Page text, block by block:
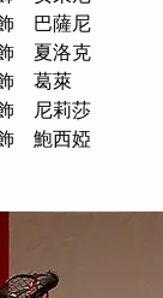
　巴薩尼
　夏洛克
　葛萊
　尼莉莎
　鮑西婭